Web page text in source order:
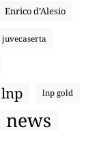
Enrico d’Alesio
juvecaserta
lnp lnp gold
news